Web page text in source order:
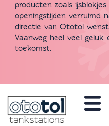
producten zoals
openingstijden verruimd
directie van Ototol
Vaanweg heel veel geluk
toekomst.